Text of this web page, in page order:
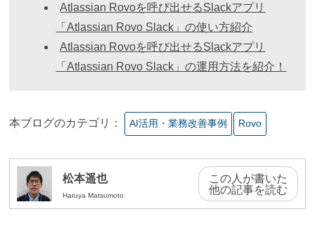
Atlassian Rovoを呼び出せるSlackアプリ
「Atlassian Rovo Slack」の使い方紹介
Atlassian Rovoを呼び出せるSlackアプリ
「Atlassian Rovo Slack」の運用方法を紹介！
本ブログのカテゴリ： AI活⽤・業務改善事例 Rovo
松本遥也
Haruya Matsumoto
この人が書いた
他の記事を読む